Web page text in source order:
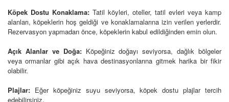
Köpek Dostu Konaklama: Tatil köyleri, oteller, tatil evleri veya kamp
alanları, köpeklerin hoş geldiği ve konaklamalarına izin verilen yerlerdir.
Rezervasyon yapmadan önce, köpeklerin kabul edildiğinden emin olun.
Açık Alanlar ve Doğa:Köpeğiniz doğayı seviyorsa, dağlık bölgeler
veya ormanlar gibi açık hava destinasyonlarına gitmek harika bir fikir
olabilir.
Plajlar: Eğer köpeğiniz suyu seviyorsa, köpek dostu plajlar tercih
edebilirsiniz.